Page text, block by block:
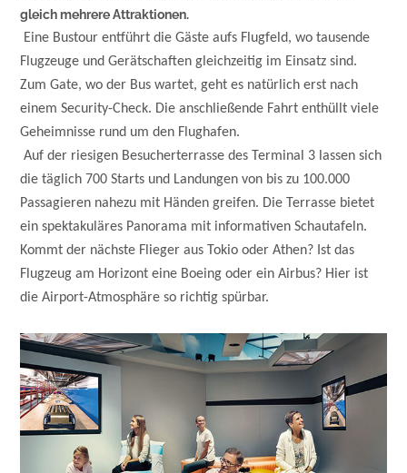
gleich mehrere Attraktionen.
Eine Bustour entführt die Gäste aufs Flugfeld, wo tausende
Flugzeuge und Gerätschaften gleichzeitig im Einsatz sind.
Zum Gate, wo der Bus wartet, geht es natürlich erst nach
einem Security-Check. Die anschließende Fahrt enthüllt viele
Geheimnisse rund um den Flughafen.
Auf der riesigen Besucherterrasse des Terminal 3 lassen sich
die täglich 700 Starts und Landungen von bis zu 100.000
Passagieren nahezu mit Händen greifen. Die Terrasse bietet
ein spektakuläres Panorama mit informativen Schautafeln.
Kommt der nächste Flieger aus Tokio oder Athen? Ist das
Flugzeug am Horizont eine Boeing oder ein Airbus? Hier ist
die Airport-Atmosphäre so richtig spürbar.